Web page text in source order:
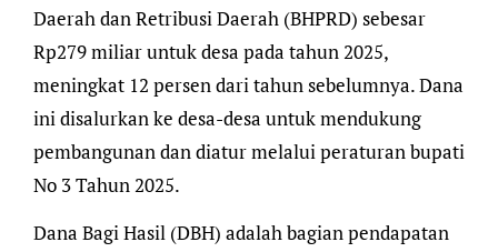
Daerah dan Retribusi Daerah (BHPRD) sebesar
Rp279 miliar untuk desa pada tahun 2025,
meningkat 12 persen dari tahun sebelumnya. Dana
ini disalurkan ke desa-desa untuk mendukung
pembangunan dan diatur melalui peraturan bupati
No 3 Tahun 2025.
Dana Bagi Hasil (DBH) adalah bagian pendapatan